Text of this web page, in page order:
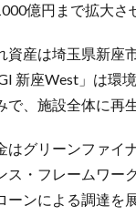
億円まで拡大さ
資産は埼玉県新座
新座West」は環
で、施設全体に再
はグリーンファイ
ス・フレームワー
ーンによる調達を